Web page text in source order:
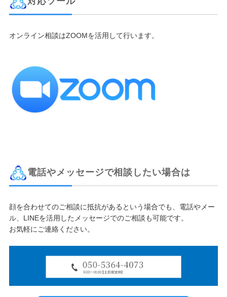
オンライン相談はZOOMを活用して行います。
電話やメッセージで相談したい場合は
顔を合わせてのご相談に抵抗があるという場合でも、電話やメー
ル、LINEを活用したメッセージでのご相談も可能です。
お気軽にご連絡ください。